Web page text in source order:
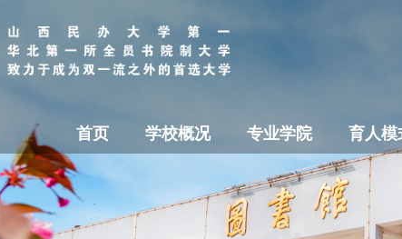
首页 学校概况 专业学院 育人模